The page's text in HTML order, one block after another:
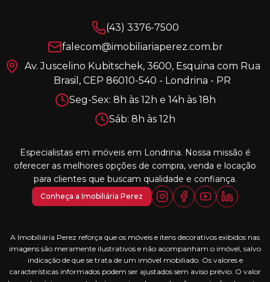
(43) 3376-7500
falecom@imobiliariaperez.com.br
Av. Juscelino Kubitschek, 3600, Esquina com Rua
Brasil, CEP 86010-540 - Londrina - PR
Seg-Sex: 8h às 12h e 14h às 18h
Sáb: 8h às 12h
Especialistas em imóveis em Londrina. Nossa missão é
oferecer as melhores opções de compra, venda e locação
para clientes que buscam qualidade e confiança.
Conheça a Imobiliária Perez
A Imobiliária Perez reforça que os móveis e itens decorativos exibidos nas
imagens são meramente ilustrativos e não acompanham o imóvel, salvo
indicação de que se trata de um imóvel mobiliado. Os valores e
características informados podem ser ajustados sem aviso prévio. O valor